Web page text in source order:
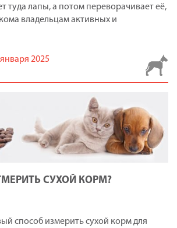
туда лапы, а потом переворачивает её,
владельцам активных и
2025
СУХОЙ КОРМ?
способ измерить сухой корм для